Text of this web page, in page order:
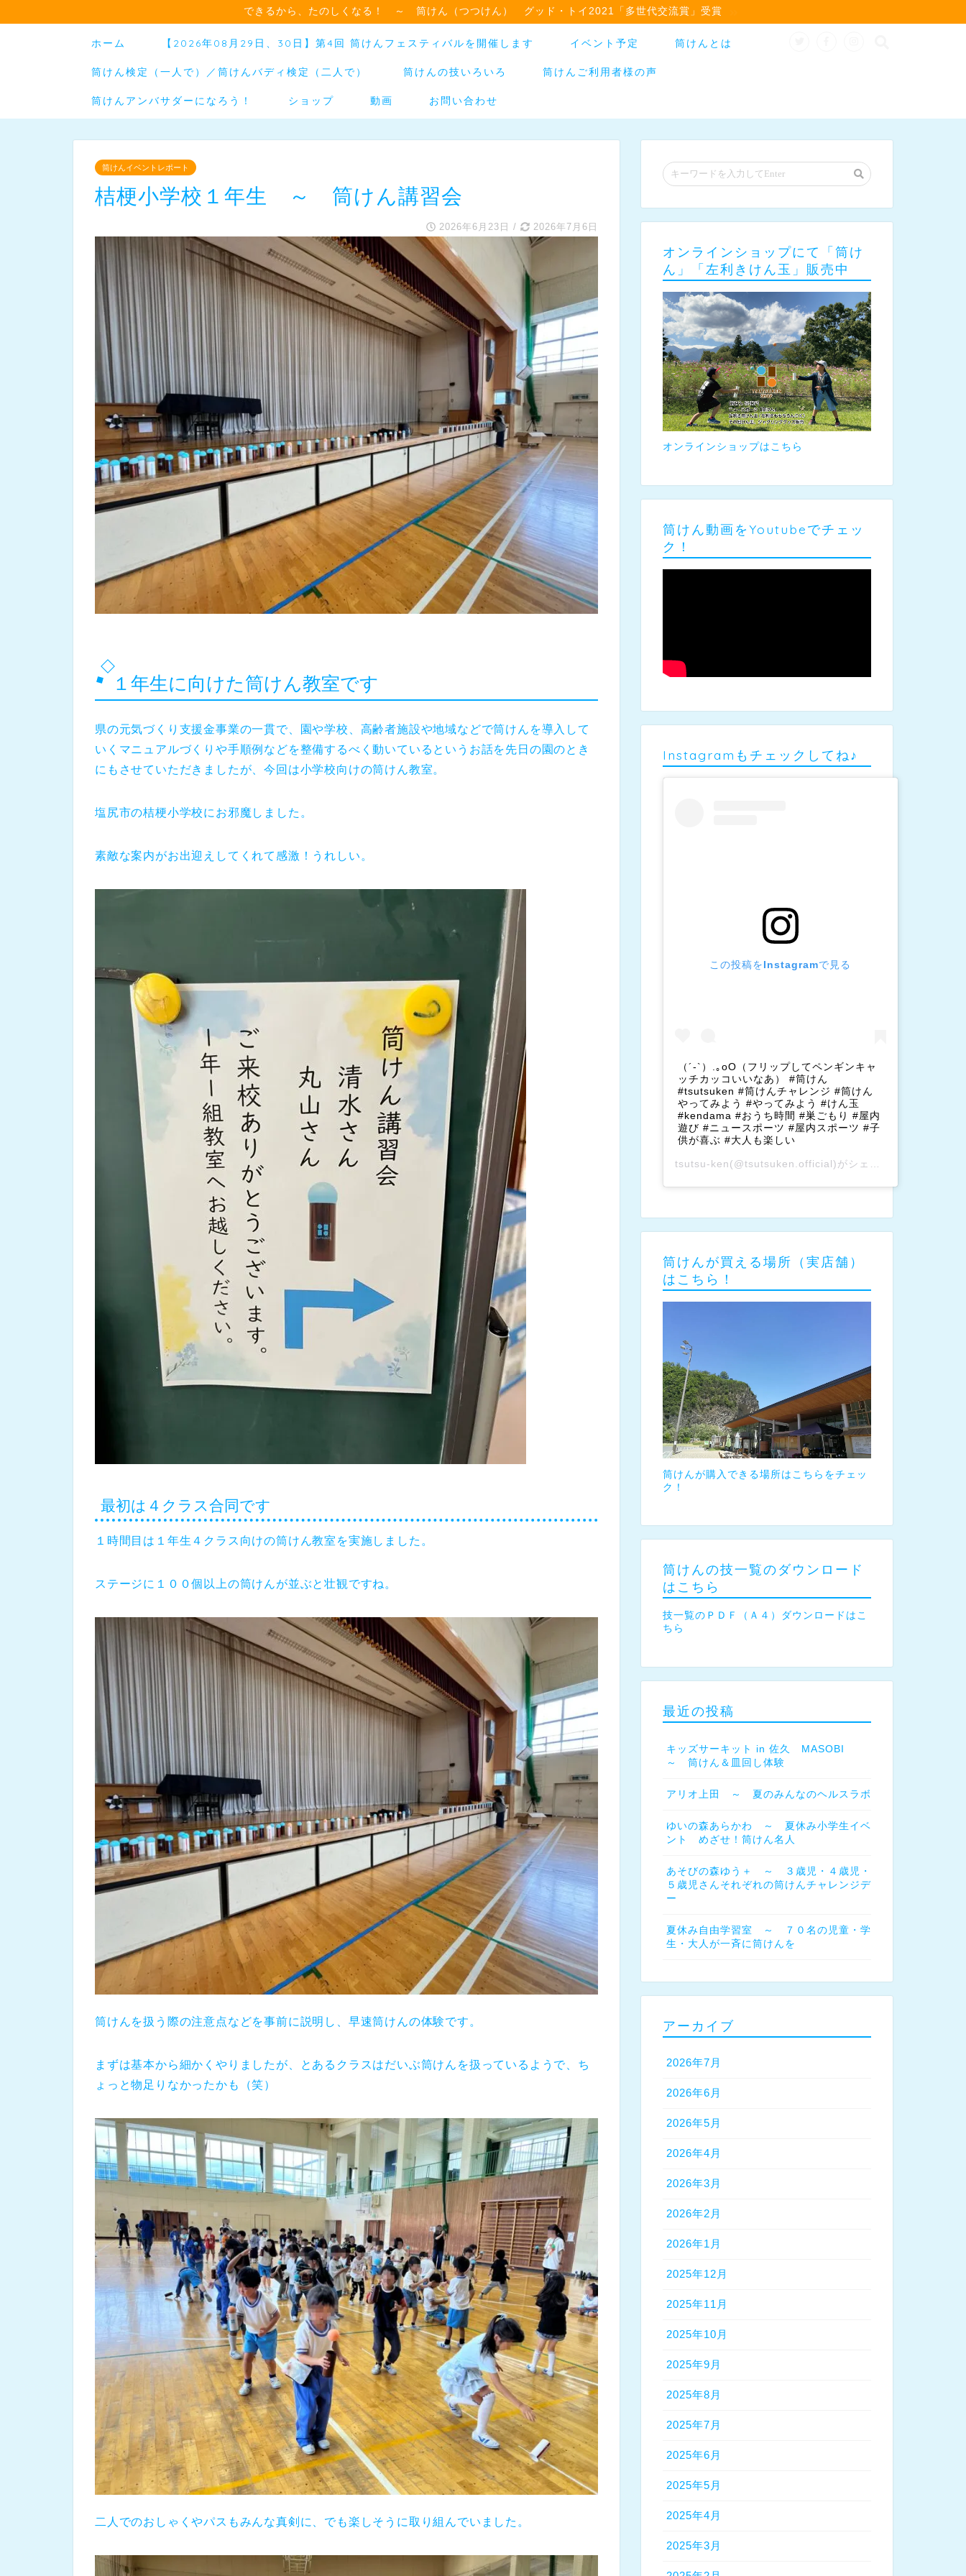
できるから、たのしくなる！ ～ 筒けん（つつけん） グッド・トイ2021「多世代交流賞」受賞
ホーム 【2026年08月29日、30日】第4回 筒けんフェスティバルを開催します イベント予定 筒けんとは
筒けん検定（一人で）／筒けんバディ検定（二人で） 筒けんの技いろいろ 筒けんご利用者様の声
筒けんアンバサダーになろう！ ショップ 動画 お問い合わせ
筒けんイベントレポート
桔梗小学校１年生 ～ 筒けん講習会
2026年6月23日 / 2026年7月6日
１年生に向けた筒けん教室です
県の元気づくり支援金事業の一貫で、園や学校、高齢者施設や地域などで筒けんを導入して
いくマニュアルづくりや手順例などを整備するべく動いているというお話を先日の園のとき
にもさせていただきましたが、今回は小学校向けの筒けん教室。
塩尻市の桔梗小学校にお邪魔しました。
素敵な案内がお出迎えしてくれて感激！うれしい。
最初は４クラス合同です
１時間目は１年生４クラス向けの筒けん教室を実施しました。
ステージに１００個以上の筒けんが並ぶと壮観ですね。
筒けんを扱う際の注意点などを事前に説明し、早速筒けんの体験です。
まずは基本から細かくやりましたが、とあるクラスはだいぶ筒けんを扱っているようで、ち
ょっと物足りなかったかも（笑）
二人でのおしゃくやパスもみんな真剣に、でも楽しそうに取り組んでいました。
オンラインショップにて「筒け
ん」「左利きけん玉」販売中
オンラインショップはこちら
筒けん動画をYoutubeでチェッ
ク！
Instagramもチェックしてね♪
この投稿をInstagramで見る
（´-`）.｡oO（フリップしてペンギンキャ
ッチカッコいいなあ） #筒けん
#tsutsuken #筒けんチャレンジ #筒けん
やってみよう #やってみよう #けん玉
#kendama #おうち時間 #巣ごもり #屋内
遊び #ニュースポーツ #屋内スポーツ #子
供が喜ぶ #大人も楽しい
tsutsu-ken(@tsutsuken.official)がシェアした投稿 –
筒けんが買える場所（実店舗）
はこちら！
筒けんが購入できる場所はこちらをチェッ
ク！
筒けんの技一覧のダウンロード
はこちら
技一覧のＰＤＦ（Ａ４）ダウンロードはこ
ちら
最近の投稿
キッズサーキット in 佐久 MASOBI
～ 筒けん＆皿回し体験
アリオ上田 ～ 夏のみんなのヘルスラボ
ゆいの森あらかわ ～ 夏休み小学生イベ
ント めざせ！筒けん名人
あそびの森ゆう＋ ～ ３歳児・４歳児・
５歳児さんそれぞれの筒けんチャレンジデ
ー
夏休み自由学習室 ～ ７０名の児童・学
生・大人が一斉に筒けんを
アーカイブ
2026年7月
2026年6月
2026年5月
2026年4月
2026年3月
2026年2月
2026年1月
2025年12月
2025年11月
2025年10月
2025年9月
2025年8月
2025年7月
2025年6月
2025年5月
2025年4月
2025年3月